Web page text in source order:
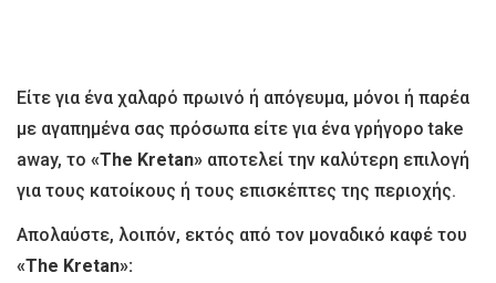
Είτε για ένα χαλαρό πρωινό ή απόγευμα, μόνοι ή παρέα
με αγαπημένα σας πρόσωπα είτε για ένα γρήγορο take
away, το «The Kretan» αποτελεί την καλύτερη επιλογή
για τους κατοίκους ή τους επισκέπτες της περιοχής.
Απολαύστε, λοιπόν, εκτός από τον μοναδικό καφέ του
«The Kretan»: